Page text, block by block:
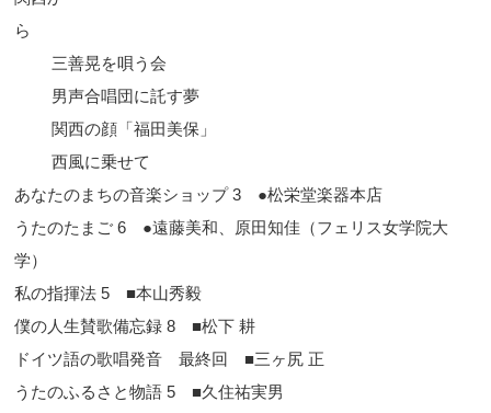
三善晃を唄う会
男声合唱団に託す夢
関西の顔「福田美保」
西風に乗せて
あなたのまちの音楽ショップ 3 ●松栄堂楽器本店
うたのたまご 6 ●遠藤美和、原田知佳（フェリス女学院大
学）
私の指揮法 5 ■本山秀毅
僕の人生賛歌備忘録 8 ■松下 耕
ドイツ語の歌唱発音 最終回 ■三ヶ尻 正
うたのふるさと物語 5 ■久住祐実男